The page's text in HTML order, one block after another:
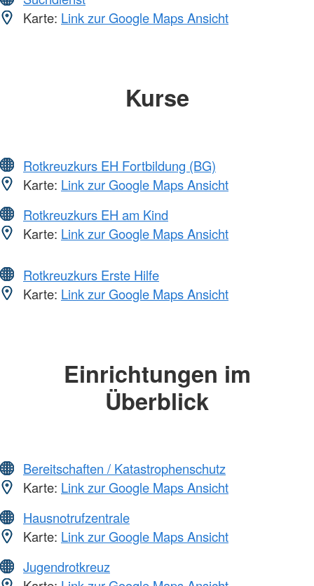
Karte: Link zur Google Maps Ansicht
Kurse
Rotkreuzkurs EH Fortbildung (BG)
Karte: Link zur Google Maps Ansicht
Rotkreuzkurs EH am Kind
Karte: Link zur Google Maps Ansicht
Rotkreuzkurs Erste Hilfe
Karte: Link zur Google Maps Ansicht
Einrichtungen im
Überblick
Bereitschaften / Katastrophenschutz
Karte: Link zur Google Maps Ansicht
Hausnotrufzentrale
Karte: Link zur Google Maps Ansicht
Jugendrotkreuz